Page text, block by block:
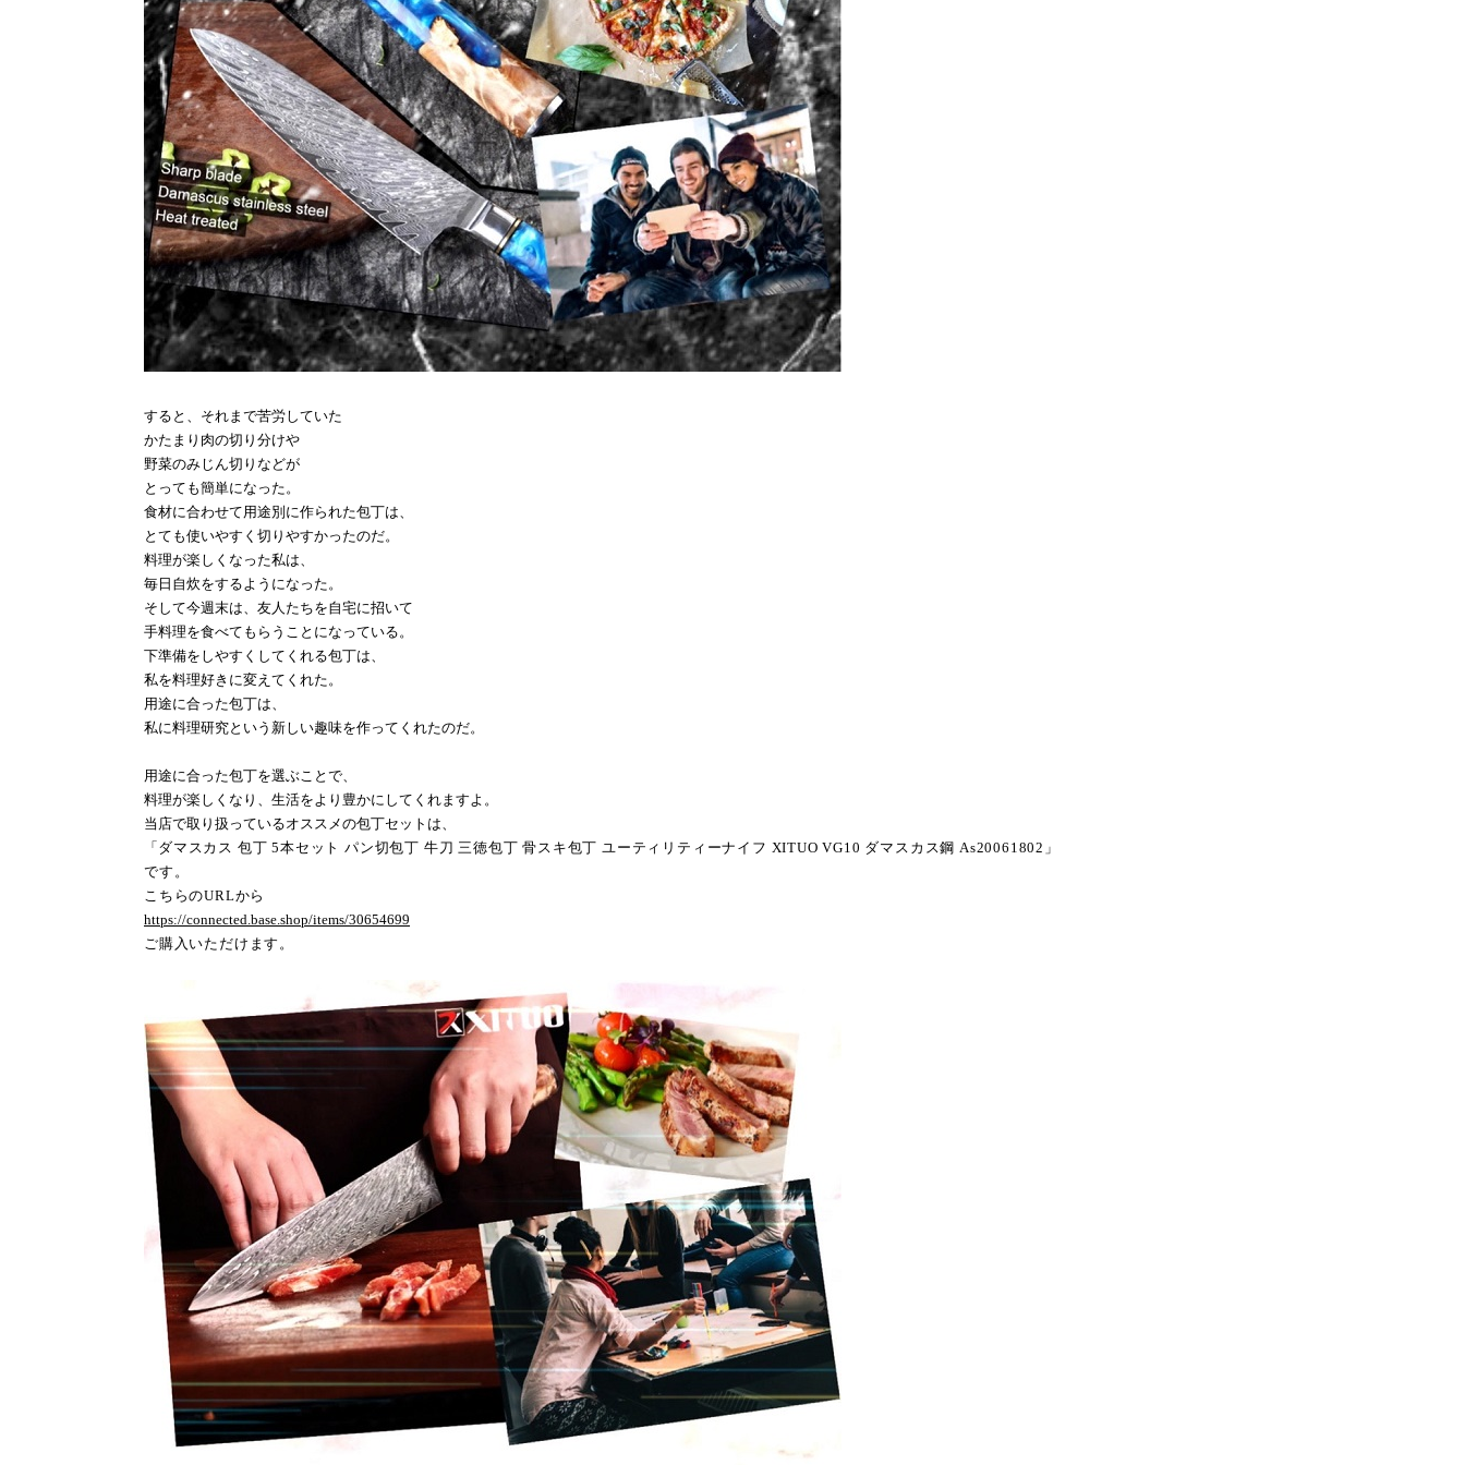
すると、それまで苦労していた
かたまり肉の切り分けや
野菜のみじん切りなどが
とっても簡単になった。
食材に合わせて用途別に作られた包丁は、
とても使いやすく切りやすかったのだ。
料理が楽しくなった私は、
毎日自炊をするようになった。
そして今週末は、友人たちを自宅に招いて
手料理を食べてもらうことになっている。
下準備をしやすくしてくれる包丁は、
私を料理好きに変えてくれた。
用途に合った包丁は、
私に料理研究という新しい趣味を作ってくれたのだ。
用途に合った包丁を選ぶことで、
料理が楽しくなり、生活をより豊かにしてくれますよ。
当店で取り扱っているオススメの包丁セットは、
「 ダマスカス 包丁 5本セット パン切包丁 牛刀 三徳包丁 骨スキ包丁 ユーティリティーナイフ XITUO VG10 ダマスカス鋼 As20061802 」
です。
こちらのURLから
https://connected.base.shop/items/30654699
ご購入いただけます。